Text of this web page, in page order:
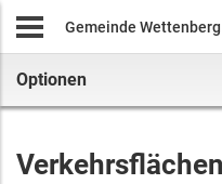
Gemeinde Wettenberg
Optionen